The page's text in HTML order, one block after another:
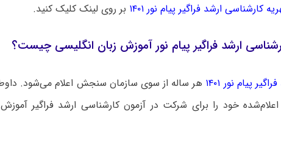
کارشناسی ارشد فراگیر پیام نور ۱۴۰۱ بر روی لینک کلیک کنید.
ارشد فراگیر پیام نور آموزش زبان انگلیسی چیست؟
پیام نور ۱۴۰۱
هر ساله از سوی سازمان سنجش اعلام می‌شود.
اعلام‌شده خود را برای شرکت در آزمون کارشناسی ارشد فراگیر